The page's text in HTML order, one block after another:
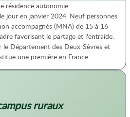
résidence autonomie
jour en janvier 2024. Neuf personnes
accompagnés (MNA) de 15 à 16
favorisant le partage et l'entraide.
Département des Deux-Sèvres et
une première en France.
ruraux